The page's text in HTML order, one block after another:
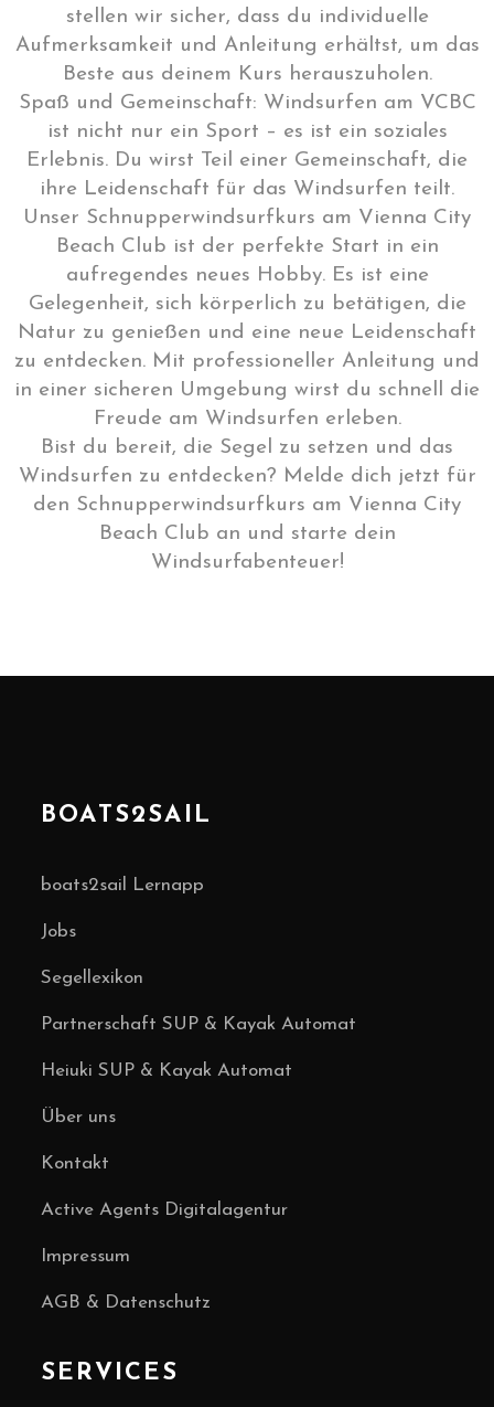
stellen wir sicher, dass du individuelle
Aufmerksamkeit und Anleitung erhältst, um das
Beste aus deinem Kurs herauszuholen.
Spaß und Gemeinschaft: Windsurfen am VCBC
ist nicht nur ein Sport – es ist ein soziales
Erlebnis. Du wirst Teil einer Gemeinschaft, die
ihre Leidenschaft für das Windsurfen teilt.
Unser Schnupperwindsurfkurs am Vienna City
Beach Club ist der perfekte Start in ein
aufregendes neues Hobby. Es ist eine
Gelegenheit, sich körperlich zu betätigen, die
Natur zu genießen und eine neue Leidenschaft
zu entdecken. Mit professioneller Anleitung und
in einer sicheren Umgebung wirst du schnell die
Freude am Windsurfen erleben.
Bist du bereit, die Segel zu setzen und das
Windsurfen zu entdecken? Melde dich jetzt für
den Schnupperwindsurfkurs am Vienna City
Beach Club an und starte dein
Windsurfabenteuer!
BOATS2SAIL
boats2sail Lernapp
Jobs
Segellexikon
Partnerschaft SUP & Kayak Automat
Heiuki SUP & Kayak Automat
Über uns
Kontakt
Active Agents Digitalagentur
Impressum
AGB & Datenschutz
SERVICES